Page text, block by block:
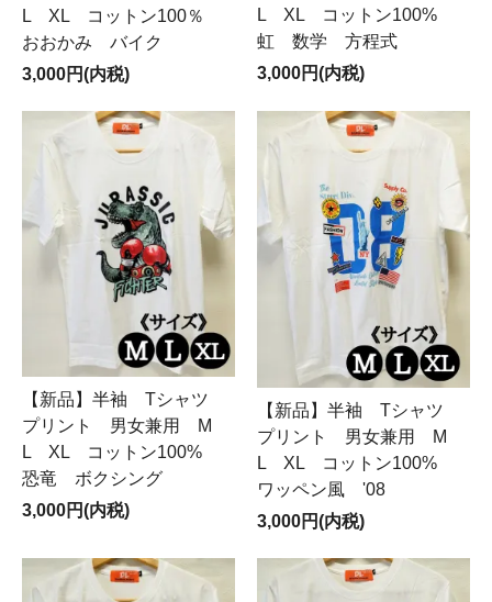
L XL コットン100％
おおかみ バイク
3,000円(内税)
L XL コットン100%
虹 数学 方程式
3,000円(内税)
【新品】半袖 Tシャツ
プリント 男女兼用 M
L XL コットン100%
恐竜 ボクシング
3,000円(内税)
【新品】半袖 Tシャツ
プリント 男女兼用 M
L XL コットン100%
ワッペン風 '08
3,000円(内税)